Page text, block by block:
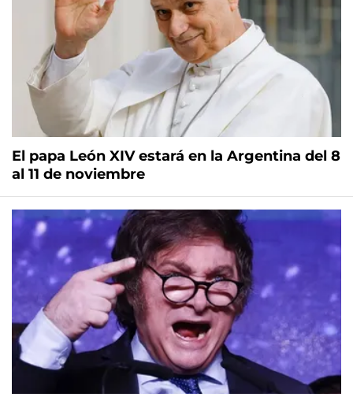
El papa León XIV estará en la Argentina del 8
al 11 de noviembre